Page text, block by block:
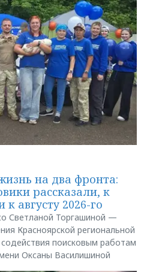
на два фронта:
рассказали, к
августу 2026-го
Светланой Торгашиной —
Красноярской региональной
поисковым работам
Оксаны Василишиной